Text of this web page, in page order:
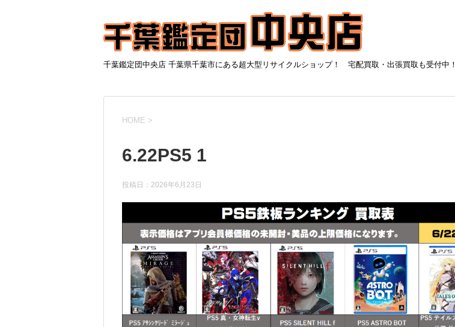
千葉鑑定団中央店 千葉県千葉市にある超大型リサイクルショップ！ 宅配買取・出張買取も受付中！
HOME >
6.22PS5 1
投稿日： 2026年6月23日